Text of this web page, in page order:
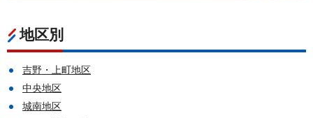
地区別
吉野・上町地区
中央地区
城南地区